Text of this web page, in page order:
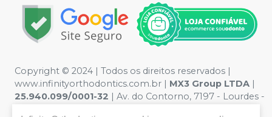
Copyright © 2024 | Todos os direitos reservados |
www.infinityorthodontics.com.br | MX3 Group LTDA |
25.940.099/0001-32 | Av. do Contorno, 7197 - Lourdes -